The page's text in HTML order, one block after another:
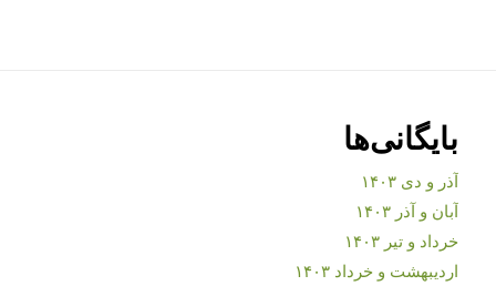
بایگانی‌ها
آذر و دی ۱۴۰۳
آبان و آذر ۱۴۰۳
خرداد و تیر ۱۴۰۳
اردیبهشت و خرداد ۱۴۰۳